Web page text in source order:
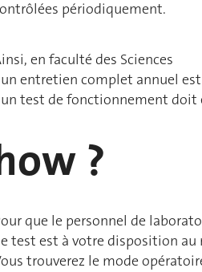
périodiquement.
en faculté des Sciences
entretien complet annuel
test de fonctionnement
?
que le personnel de
test est à votre disposition au
trouverez le mode